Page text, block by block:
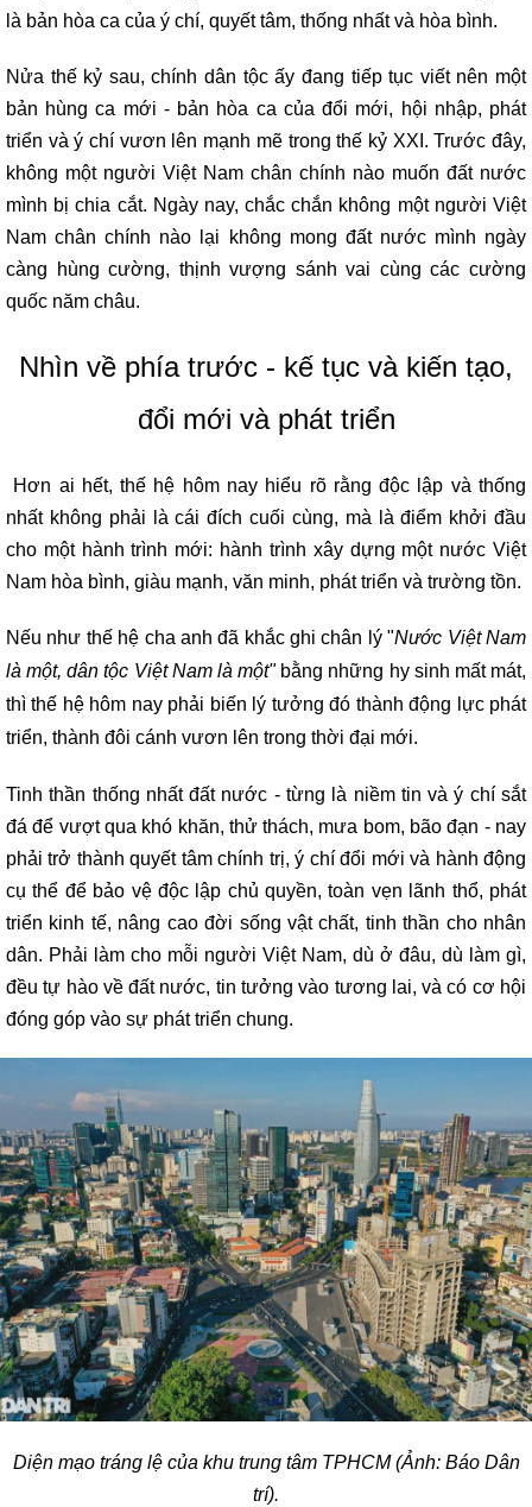
là bản hòa ca của ý chí, quyết tâm, thống nhất và hòa bình.
Nửa thế kỷ sau, chính dân tộc ấy đang tiếp tục viết nên một
bản hùng ca mới - bản hòa ca của đổi mới, hội nhập, phát
triển và ý chí vươn lên mạnh mẽ trong thế kỷ XXI. Trước đây,
không một người Việt Nam chân chính nào muốn đất nước
mình bị chia cắt. Ngày nay, chắc chắn không một người Việt
Nam chân chính nào lại không mong đất nước mình ngày
càng hùng cường, thịnh vượng sánh vai cùng các cường
quốc năm châu.
Nhìn về phía trước - kế tục và kiến tạo,
đổi mới và phát triển
Hơn ai hết, thế hệ hôm nay hiểu rõ rằng độc lập và thống
nhất không phải là cái đích cuối cùng, mà là điểm khởi đầu
cho một hành trình mới: hành trình xây dựng một nước Việt
Nam hòa bình, giàu mạnh, văn minh, phát triển và trường tồn.
Nếu như thế hệ cha anh đã khắc ghi chân lý "Nước Việt Nam
là một, dân tộc Việt Nam là một"bằng những hy sinh mất mát,
thì thế hệ hôm nay phải biến lý tưởng đó thành động lực phát
triển, thành đôi cánh vươn lên trong thời đại mới.
Tinh thần thống nhất đất nước - từng là niềm tin và ý chí sắt
đá để vượt qua khó khăn, thử thách, mưa bom, bão đạn - nay
phải trở thành quyết tâm chính trị, ý chí đổi mới và hành động
cụ thể để bảo vệ độc lập chủ quyền, toàn vẹn lãnh thổ, phát
triển kinh tế, nâng cao đời sống vật chất, tinh thần cho nhân
dân. Phải làm cho mỗi người Việt Nam, dù ở đâu, dù làm gì,
đều tự hào về đất nước, tin tưởng vào tương lai, và có cơ hội
đóng góp vào sự phát triển chung.
Diện mạo tráng lệ của khu trung tâm TPHCM (Ảnh: Báo Dân
trí).